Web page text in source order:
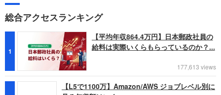
総合アクセスランキング
1
【平均年収864.4万円】日本郵政社員の
給料は実際いくらもらっているのか？...
177,613 views
【L5で1100万】Amazon/AWS ジョブレベル別に